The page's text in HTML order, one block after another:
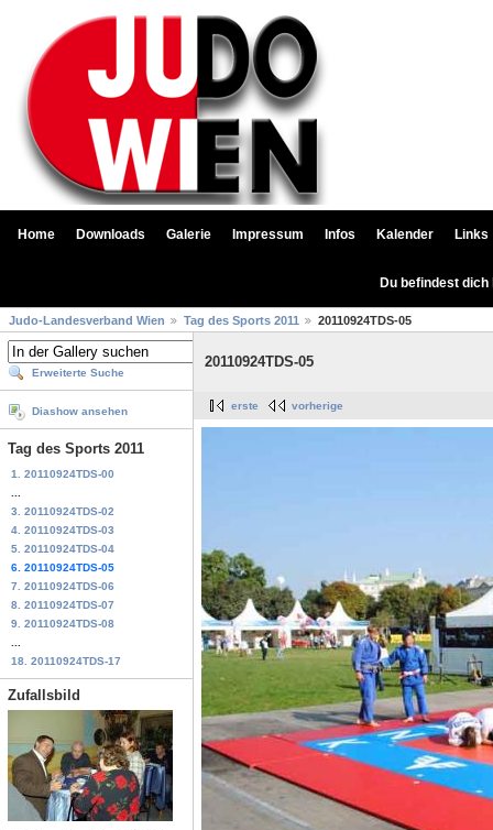
Home Downloads Galerie Impressum Infos Kalender Links
Du befindest
Judo-Landesverband Wien Tag des Sports 2011 20110924TDS-05
Erweiterte Suche
Diashow ansehen
Tag des Sports 2011
1. 20110924TDS-00
3. 20110924TDS-02
4. 20110924TDS-03
5. 20110924TDS-04
6. 20110924TDS-05
7. 20110924TDS-06
8. 20110924TDS-07
9. 20110924TDS-08
18. 20110924TDS-17
Zufallsbild
20110924TDS-05
erste vorherige